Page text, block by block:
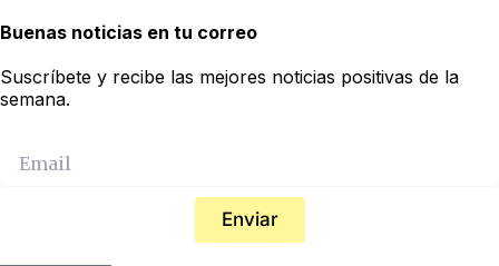
Buenas noticias en tu correo
Suscríbete y recibe las mejores noticias positivas de la
semana.
Enviar